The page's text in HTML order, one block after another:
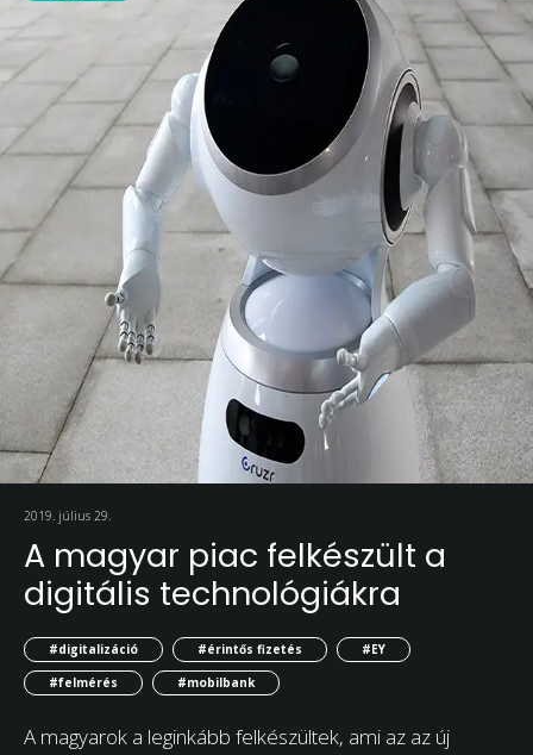
2019. július 29.
A magyar piac felkészült a
digitális technológiákra
#digitalizáció #érintős fizetés
#EY
#felmérés
#mobilbank
A magyarok a leginkább felkészültek, ami az az új